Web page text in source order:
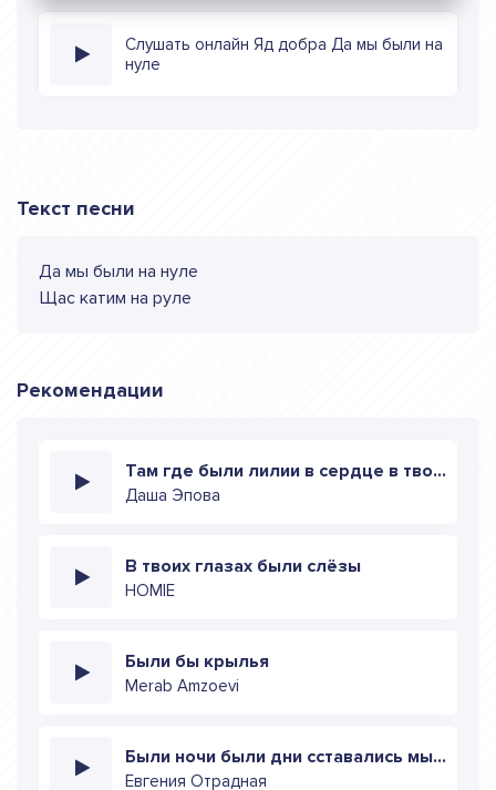
Слушать онлайн Яд добра Да мы были на
нуле
Текст песни
Да мы были на нуле
Щас катим на руле
Рекомендации
Там где были лилии в сердце в твоём именем
Даша Эпова
В твоих глазах были слёзы
HOMIE
Были бы крылья
Merab Amzoevi
Были ночи были дни сставались мы одни (Speed up)
Евгения Отрадная